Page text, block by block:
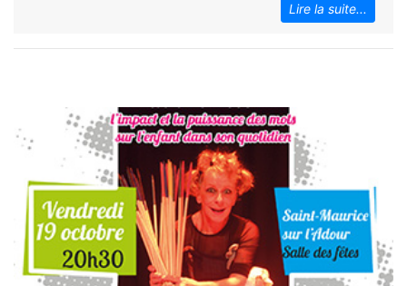
Lire la suite...